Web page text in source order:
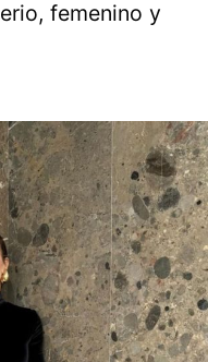
femenino y